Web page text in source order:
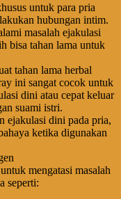
untuk para pria
hubungan intim.
masalah ejakulasi
bisa tahan lama untuk
tahan lama herbal
ini sangat cocok untuk
dini atau cepat keluar
suami istri.
ejakulasi dini pada pria,
ketika digunakan
mengatasi masalah
seperti: